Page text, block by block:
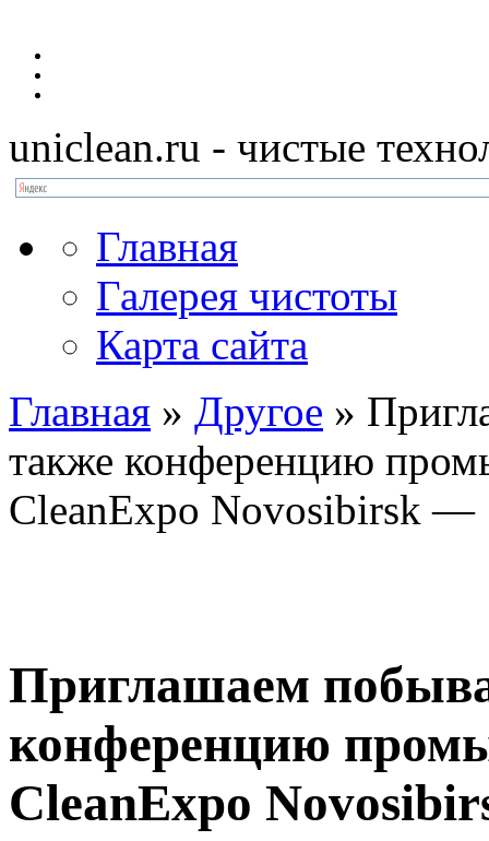
uniclean.ru - чистые
Главная
Галерея чистоты
Карта сайта
Главная » Другое »
также конференцию
CleanExpo Novosibirsk —
Приглашаем
конференцию
CleanExpo